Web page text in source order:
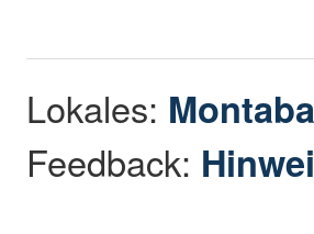
Lokales:
Feedback: